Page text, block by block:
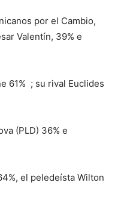
por el Cambio,
Valentín, 39% e
61% ; su rival Euclides
(PLD) 36% e
el peledeísta Wilton